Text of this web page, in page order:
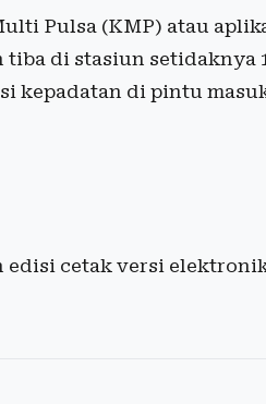
Pulsa (KMP) atau
di stasiun setidaknya
kepadatan di pintu
edisi cetak versi